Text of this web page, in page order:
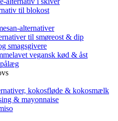
til blokost
alternativer
til smøreost & dip
smagsgivere
vegansk kød & åst
kokosfløde & kokosmælk
& mayonnaise